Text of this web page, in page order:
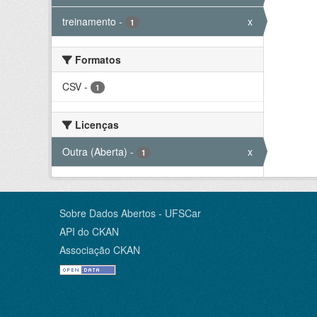
treinamento - 1 x
Formatos
CSV - 1
Licenças
Outra (Aberta) - 1 x
Sobre Dados Abertos - UFSCar
API do CKAN
Associação CKAN